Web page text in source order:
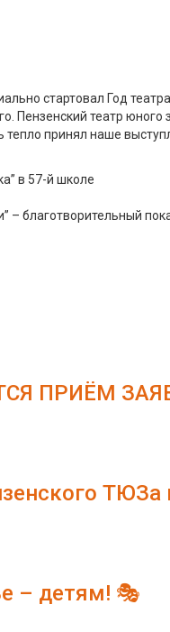
стартовал Год
Пензенский театр
принял наше
в 57-й школе
– благотворительный
ПРИЁМ
ТЮЗа
– детям! 🎭